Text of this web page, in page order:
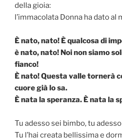
della gioia:
l’immacolata Donna ha dato al
È nato, nato! È qualcosa di
è nato, nato! Noi non siamo
fianco!
È nato! Questa valle tornerà
cuore già lo sa.
È nata la speranza. È nata la
Tu adesso sei bimbo, tu
Tu l’hai creata bellissima e